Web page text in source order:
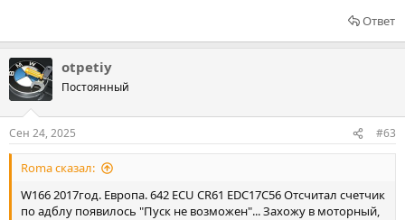
Ответ
otpetiy
Постоянный
Сен 24, 2025 #63
Roma сказал:
W166 2017год. Европа. 642 ECU CR61 EDC17C56 Отсчитал счетчик
по адблу появилось "Пуск не возможен"... Захожу в моторный,